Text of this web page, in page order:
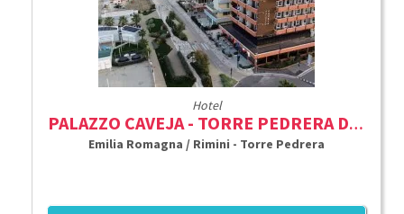
Hotel
PALAZZO CAVEJA - TORRE PEDRERA DI RIMINI ***
Emilia Romagna / Rimini - Torre Pedrera